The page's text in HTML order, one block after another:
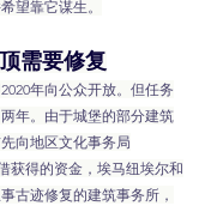
望靠它谋生。
需要修复
年向公众开放。但任务
年。由于城堡的部分建筑
向地区文化事务局
获得的资金，埃马纽埃尔和
古迹修复的建筑事务所，